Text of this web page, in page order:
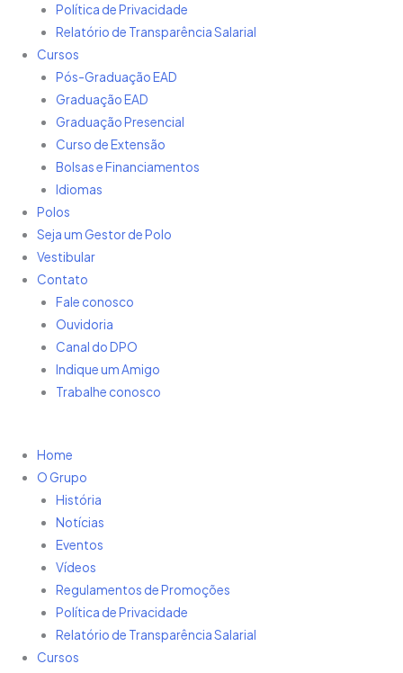
Política de Privacidade
Relatório de Transparência Salarial
Cursos
Pós-Graduação EAD
Graduação EAD
Graduação Presencial
Curso de Extensão
Bolsas e Financiamentos
Idiomas
Polos
Seja um Gestor de Polo
Vestibular
Contato
Fale conosco
Ouvidoria
Canal do DPO
Indique um Amigo
Trabalhe conosco
Home
O Grupo
História
Notícias
Eventos
Vídeos
Regulamentos de Promoções
Política de Privacidade
Relatório de Transparência Salarial
Cursos